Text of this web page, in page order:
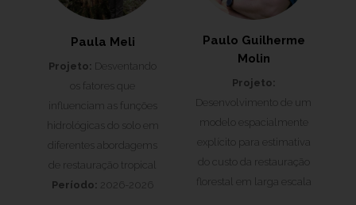
Paula Meli
Projeto: Desventando
os fatores que
influenciam as funções
hidrológicas do solo em
diferentes abordagems
de restauração tropical
Período: 2026-2026
Paulo Guilherme
Molin
Projeto:
Desenvolvimento de um
modelo espacialmente
explícito para estimativa
do custo da restauração
florestal em larga escala